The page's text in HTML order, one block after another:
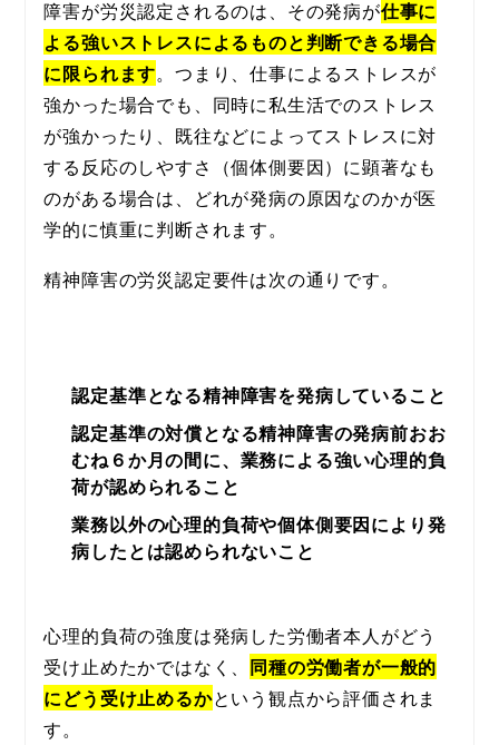
障害が労災認定されるのは、その発病が仕事に
よる強いストレスによるものと判断できる場合
に限られます。つまり、仕事によるストレスが
強かった場合でも、同時に私生活でのストレス
が強かったり、既往などによってストレスに対
する反応のしやすさ（個体側要因）に顕著なも
のがある場合は、どれが発病の原因なのかが医
学的に慎重に判断されます。
精神障害の労災認定要件は次の通りです。
認定基準となる精神障害を発病していること
認定基準の対償となる精神障害の発病前おお
むね６か月の間に、業務による強い心理的負
荷が認められること
業務以外の心理的負荷や個体側要因により発
病したとは認められないこと
心理的負荷の強度は発病した労働者本人がどう
受け止めたかではなく、 同種の労働者が一般的
にどう受け止めるかという観点から評価されま
す。